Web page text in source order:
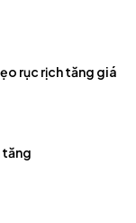
rục rịch tăng giá
tăng